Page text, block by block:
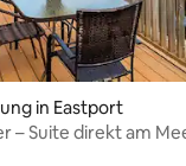
in Eastport
– Suite direkt am